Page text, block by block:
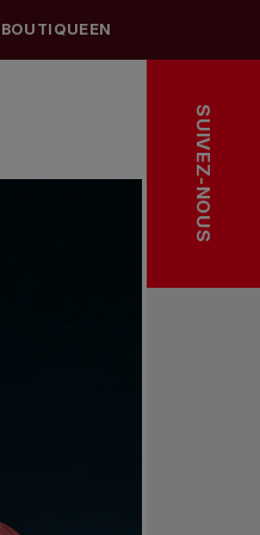
BOUTIQUEEN
SUIVEZ-NOUS